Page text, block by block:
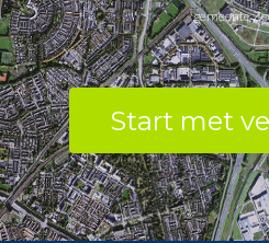
gemeente
Start met